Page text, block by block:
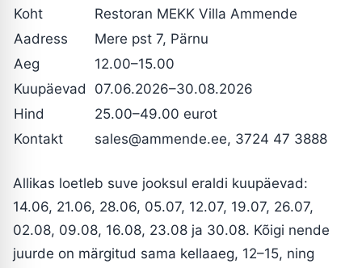
Koht
Restoran MEKK Villa Ammende
Aadress
Mere pst 7, Pärnu
Aeg
12.00–15.00
Kuupäevad
07.06.2026–30.08.2026
Hind
25.00–49.00 eurot
Kontakt
sales@ammende.ee, 3724 47 3888
Allikas loetleb suve jooksul eraldi kuupäevad:
14.06, 21.06, 28.06, 05.07, 12.07, 19.07, 26.07,
02.08, 09.08, 16.08, 23.08 ja 30.08. Kõigi nende
juurde on märgitud sama kellaaeg, 12–15, ning